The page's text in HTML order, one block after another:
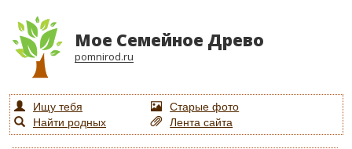
Мое Семейное Древо
pomnirod.ru
Ищу тебя
Старые фото
Найти родных
Лента сайта